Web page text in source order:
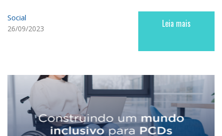
Social
26/09/2023 Leia mais